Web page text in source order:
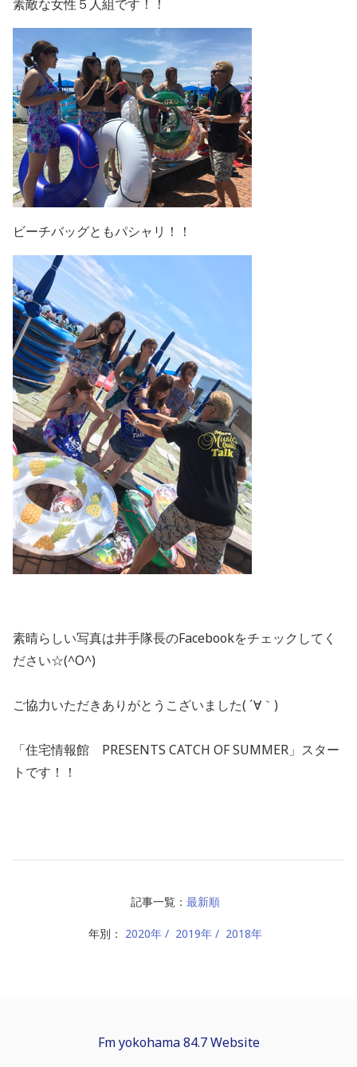
素敵な女性５人組です！！
ビーチバッグともパシャリ！！
素晴らしい写真は井手隊長のFacebookをチェックしてく
ださい☆(^O^)
ご協力いただきありがとうこざいました( ´∀｀)
「住宅情報館 PRESENTS CATCH OF SUMMER」スター
トです！！
記事一覧： 最新順
年別： 2020年 2019年 2018年
Fm yokohama 84.7 Website